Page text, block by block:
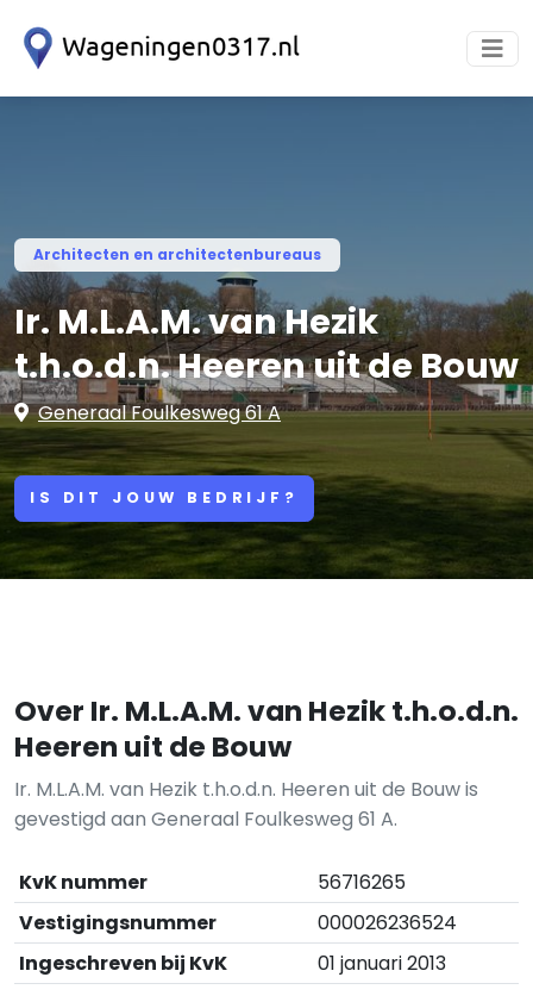
Architecten en architectenbureaus
Ir. M.L.A.M. van Hezik
t.h.o.d.n. Heeren uit de Bouw
Generaal Foulkesweg 61 A
IS DIT JOUW BEDRIJF?
Over Ir. M.L.A.M. van Hezik t.h.o.d.n.
Heeren uit de Bouw
Ir. M.L.A.M. van Hezik t.h.o.d.n. Heeren uit de Bouw is
gevestigd aan Generaal Foulkesweg 61 A.
KvK nummer
56716265
Vestigingsnummer
000026236524
Ingeschreven bij KvK
01 januari 2013